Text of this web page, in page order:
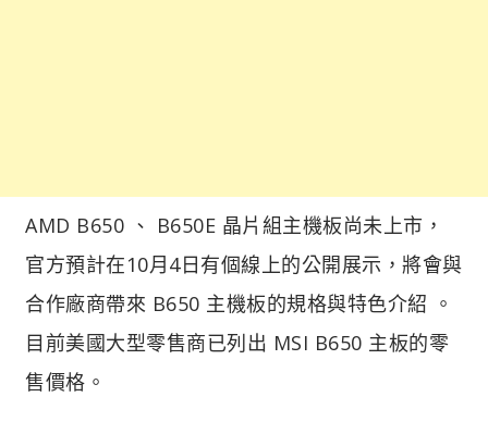
AMD B650 、 B650E 晶片組主機板尚未上市，
官方預計在10月4日有個線上的公開展示，將會與
合作廠商帶來 B650 主機板的規格與特色介紹 。
目前美國大型零售商已列出 MSI B650 主板的零
售價格。